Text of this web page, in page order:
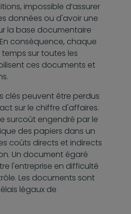
impossible d’assurer
données ou d'avoir une
la base documentaire
conséquence, chaque
sur toutes les
ces documents et
clés peuvent être perdus
sur le chiffre d'affaires.
surcoût engendré par le
des papiers dans un
coûts directs et indirects
Un document égaré
l'entreprise en difficulté
Les documents sont
légaux de